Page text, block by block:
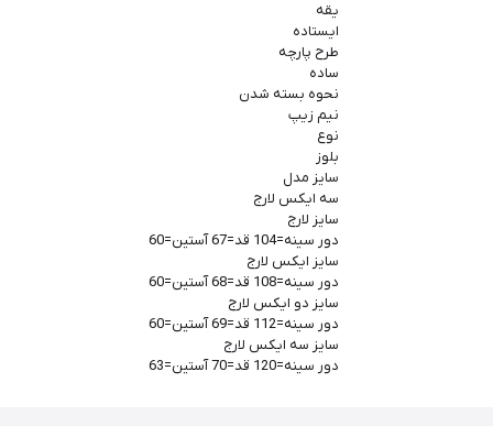
یقه
ایستاده
طرح پارچه
ساده
نحوه بسته شدن
نیم زیپ
نوع
بلوز
سایز مدل
سه ایکس لارج
سایز لارج
دور سینه=104 قد=67 آستین=60
سایز ایکس لارج
دور سینه=108 قد=68 آستین=60
سایز دو ایکس لارج
دور سینه=112 قد=69 آستین=60
سایز سه ایکس لارج
دور سینه=120 قد=70 آستین=63